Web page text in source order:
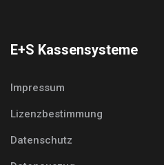
E+S Kassensysteme
Impressum
Lizenzbestimmung
Datenschutz